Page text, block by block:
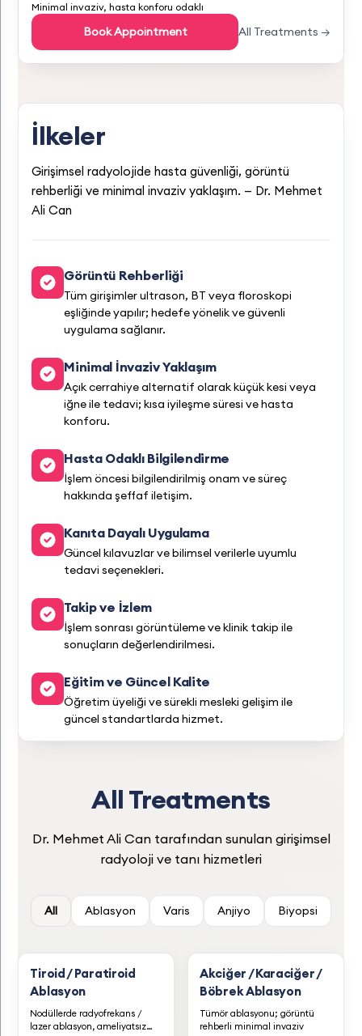
Minimal invaziv, hasta konforu odaklı
Book Appointment All Treatments →
İlkeler
Girişimsel radyolojide hasta güvenliği, görüntü
rehberliği ve minimal invaziv yaklaşım. — Dr. Mehmet
Ali Can
Görüntü Rehberliği
Tüm girişimler ultrason, BT veya floroskopi
eşliğinde yapılır; hedefe yönelik ve güvenli
uygulama sağlanır.
Minimal İnvaziv Yaklaşım
Açık cerrahiye alternatif olarak küçük kesi veya
iğne ile tedavi; kısa iyileşme süresi ve hasta
konforu.
Hasta Odaklı Bilgilendirme
İşlem öncesi bilgilendirilmiş onam ve süreç
hakkında şeffaf iletişim.
Kanıta Dayalı Uygulama
Güncel kılavuzlar ve bilimsel verilerle uyumlu
tedavi seçenekleri.
Takip ve İzlem
İşlem sonrası görüntüleme ve klinik takip ile
sonuçların değerlendirilmesi.
Eğitim ve Güncel Kalite
Öğretim üyeliği ve sürekli mesleki gelişim ile
güncel standartlarda hizmet.
All Treatments
Dr. Mehmet Ali Can tarafından sunulan girişimsel
radyoloji ve tanı hizmetleri
All Ablasyon Varis Anjiyo Biyopsi
Tiroid / Paratiroid
Ablasyon
Nodüllerde radyofrekans /
lazer ablasyon, ameliyatsız
Akciğer / Karaciğer /
Böbrek Ablasyon
Tümör ablasyonu; görüntü
rehberli minimal invaziv